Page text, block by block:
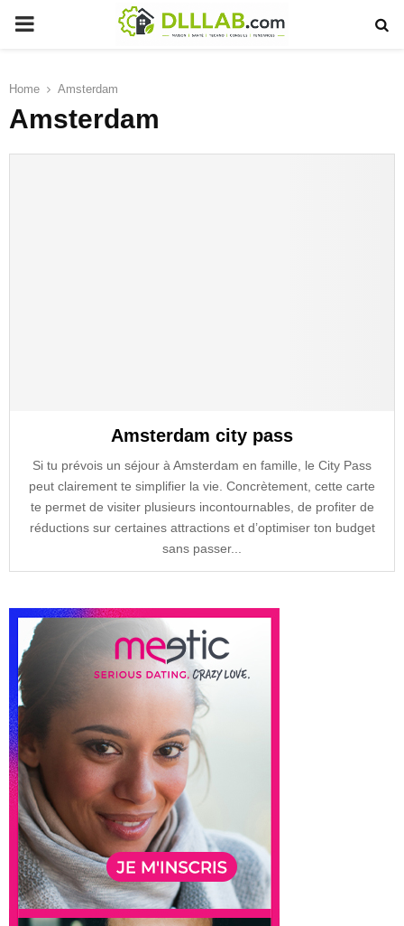
PRIMARY
Home Amsterdam
Amsterdam
Amsterdam city pass
Si tu prévois un séjour à Amsterdam en famille, le City Pass
peut clairement te simplifier la vie. Concrètement, cette carte
te permet de visiter plusieurs incontournables, de profiter de
réductions sur certaines attractions et d’optimiser ton budget
sans passer...